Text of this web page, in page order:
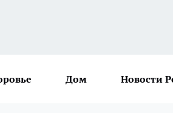
Дом Новости